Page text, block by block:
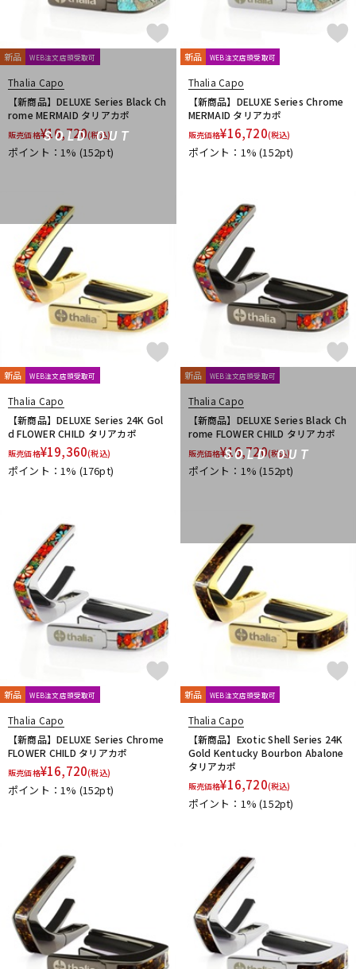
SOLD OUT
新品 WEB注文店頭受取可
Thalia Capo
【新商品】DELUXE Series Black Ch
rome MERMAID タリアカポ
販売価格¥16,720(税込)
ポイント：1% (152pt)
新品 WEB注文店頭受取可
Thalia Capo
【新商品】DELUXE Series Chrome
MERMAID タリアカポ
販売価格¥16,720(税込)
ポイント：1%(152pt)
新品 WEB注文店頭受取可
Thalia Capo
【新商品】DELUXE Series 24K Gol
d FLOWER CHILD タリアカポ
販売価格¥19,360(税込)
ポイント：1% (176pt)
SOLD OUT
新品 WEB注文店頭受取可
Thalia Capo
【新商品】DELUXE Series Black Ch
rome FLOWER CHILD タリアカポ
販売価格¥16,720(税込)
ポイント：1%(152pt)
新品 WEB注文店頭受取可
Thalia Capo
【新商品】DELUXE Series Chrome
FLOWER CHILD タリアカポ
販売価格¥16,720(税込)
ポイント：1% (152pt)
新品 WEB注文店頭受取可
Thalia Capo
【新商品】Exotic Shell Series 24K
Gold Kentucky Bourbon Abalone
タリアカポ
販売価格¥16,720(税込)
ポイント：1%(152pt)